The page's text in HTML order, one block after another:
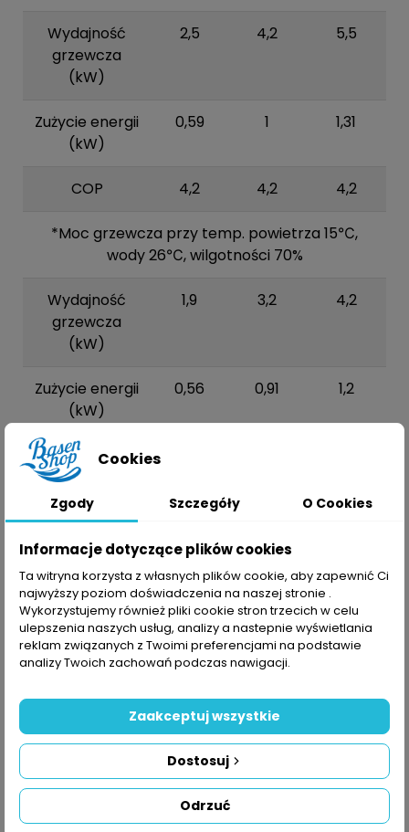
Wydajność
grzewcza
(kW)
2,5 4,2 5,5
Zużycie energii
(kW)
0,59 1 1,31
COP 4,2 4,2 4,2
*Moc grzewcza przy temp. powietrza 15℃,
wody 26℃, wilgotności 70%
Wydajność
grzewcza
(kW)
1,9 3,2 4,2
Zużycie energii
(kW)
0,56 0,91 1,2
COP
Dane ogólne
Napięcie: 220‐240V~50Hz/1PH
Maksymalne/minimalne ciśnienie robocze:
4.2/0.05
Wymiennik ciepła: Tytanowy wymiennik ciepła w
Stopień ochrony: IPX4
Wlot.wylot rury (mm): 38/32
produktu)
HPM20
(71245)
(71258)
HPM40
(71606)
Cookies
Zgody Szczegóły O Cookies
Informacje dotyczące plików cookies
Ta witryna korzysta z własnych plików cookie, aby zapewnić Ci
najwyższy poziom doświadczenia na naszej stronie .
Wykorzystujemy również pliki cookie stron trzecich w celu
ulepszenia naszych usług, analizy a nastepnie wyświetlania
reklam związanych z Twoimi preferencjami na podstawie
analizy Twoich zachowań podczas nawigacji.
Odrzuć
Dostosuj
Zaakceptuj wszystkie